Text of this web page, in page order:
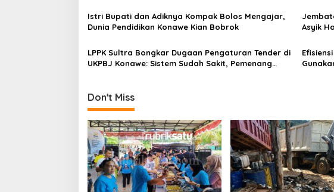
s
Istri Bupati dan Adiknya Kompak Bolos Mengajar,
Dunia Pendidikan Konawe Kian Bobrok
Asyik
LPPK Sultra Bongkar Dugaan Pengaturan Tender di
UKPBJ Konawe: Sistem Sudah Sakit, Pemenang
Don't Miss